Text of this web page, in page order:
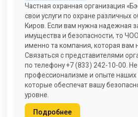
Частная охранная организация
свои услуги по охране различных
Киров. Если вам нужна надежная
имущества и безопасности, то ЧОО
именно та компания, которая вам
Связаться с представителями
по телефону +7 (833) 242-10-00.
профессионализме и опыте наших
которые обеспечат вашу
уровне.
Подробнее